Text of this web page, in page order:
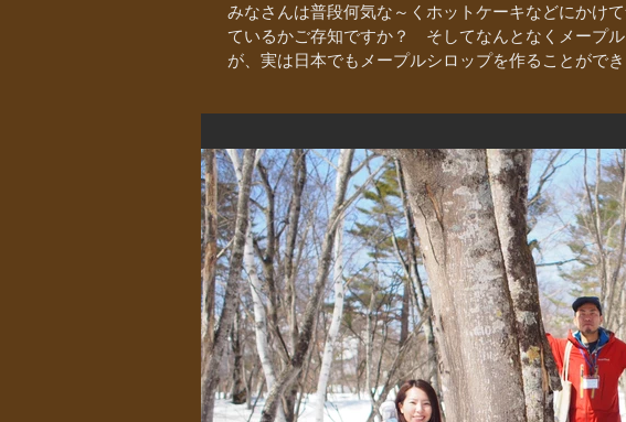
みなさんは普段何気な～くホットケーキなどにかけ
ているかご存知ですか？ そしてなんとなくメープ
が、実は日本でもメープルシロップを作ることが